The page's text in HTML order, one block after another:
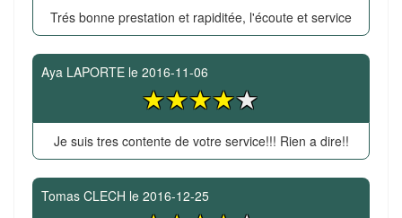
Trés bonne prestation et rapiditée, l'écoute et service
Aya LAPORTE le 2016-11-06
Je suis tres contente de votre service!!! Rien a dire!!
Tomas CLECH le 2016-12-25